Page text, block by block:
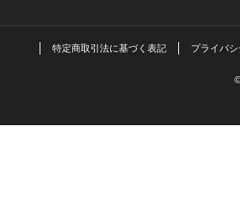
特定商取引法に基づく表記 プライバ